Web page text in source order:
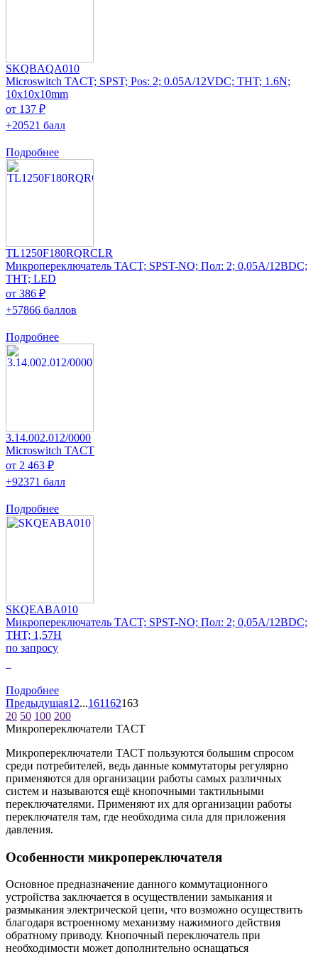
SKQBAQA010
Microswitch TACT; SPST; Pos: 2; 0.05A/12VDC; THT; 1.6N;
10x10x10mm
от 137 ₽
+20521 балл
Подробнее
TL1250F180RQRCLR
Микропереключатель TACT; SPST-NO; Пол: 2; 0,05A/12ВDC;
THT; LED
от 386 ₽
+57866 баллов
Подробнее
3.14.002.012/0000
Microswitch TACT
от 2 463 ₽
+92371 балл
Подробнее
SKQEABA010
Микропереключатель TACT; SPST-NO; Пол: 2; 0,05A/12ВDC;
THT; 1,57Н
по запросу
Подробнее
Предыдущая1 2...161162163
20 50 100 200
Микропереключатели TACT
Микропереключатели ТАСТ пользуются большим спросом
среди потребителей, ведь данные коммутаторы регулярно
применяются для организации работы самых различных
систем и называются ещё кнопочными тактильными
переключателями. Применяют их для организации работы
переключателя там, где необходима сила для приложения
давления.
Особенности микропереключателя
Основное предназначение данного коммутационного
устройства заключается в осуществлении замыкания и
размыкания электрической цепи, что возможно осуществить
благодаря встроенному механизму нажимного действия
обратному приводу. Кнопочный переключатель при
необходимости может дополнительно оснащаться